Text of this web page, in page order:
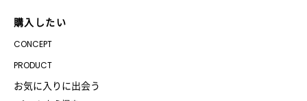
購入したい
CONCEPT
PRODUCT
お気に入りに出会う